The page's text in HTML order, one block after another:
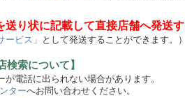
り状に記載して直接店舗へ発送す
ービス」 として発送することができます。）
検索について】
電話に出られない場合があります。
ターへお問い合わせください。